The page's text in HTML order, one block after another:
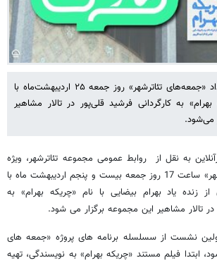
نخستین برنامه از رویداد «جمعه‌های تئاترشهر» روز جمعه ۲۵ اردیبهشت‌ماه با
به کارگردانی فرشید قلی‌پور در تالار مشاهیر
می‌شود.
به نقل از روابط عمومی مجموعه تئاترشهر، ویژه
برنامه «جمعه های تئاترشهر» ساعت 17 روز جمعه بیست و پنجم اردیبهشت ماه با
زنده یاد بهرام بیضایی با نام «چریکه بهرام» به
در تالار مشاهیر این مجموعه برگزار می شود.
نشست از سسلسله برنامه های پروژه «جمعه های
ابتدا فیلم مستند «چریکه بهرام» به نویسندگی، تهیه